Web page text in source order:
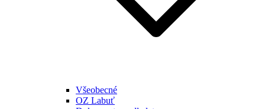
Všeobecné
OZ Labuť